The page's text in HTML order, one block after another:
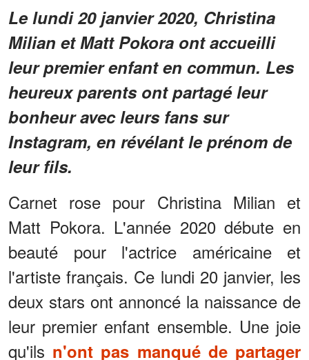
Le lundi 20 janvier 2020, Christina
Milian et Matt Pokora ont accueilli
leur premier enfant en commun. Les
heureux parents ont partagé leur
bonheur avec leurs fans sur
Instagram, en révélant le prénom de
leur fils.
Carnet rose pour Christina Milian et
Matt Pokora. L'année 2020 débute en
beauté pour l'actrice américaine et
l'artiste français. Ce lundi 20 janvier, les
deux stars ont annoncé la naissance de
leur premier enfant ensemble. Une joie
qu'ils n'ont pas manqué de partager